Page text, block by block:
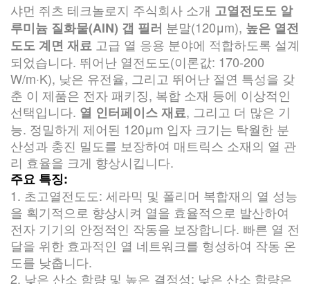
샤먼 쥐츠 테크놀로지 주식회사 소개 고열전도도 알
루미늄 질화물(AlN) 갭 필러 분말(120μm), 높은 열전
도도 계면 재료 고급 열 응용 분야에 적합하도록 설계
되었습니다. 뛰어난 열전도도(이론값: 170-200
W/m·K), 낮은 유전율, 그리고 뛰어난 절연 특성을 갖
춘 이 제품은 전자 패키징, 복합 소재 등에 이상적인
선택입니다. 열 인터페이스 재료, 그리고 더 많은 기
능. 정밀하게 제어된 120μm 입자 크기는 탁월한 분
산성과 충진 밀도를 보장하여 매트릭스 소재의 열 관
리 효율을 크게 향상시킵니다.
주요 특징:
1. 초고열전도도: 세라믹 및 폴리머 복합재의 열 성능
을 획기적으로 향상시켜 열을 효율적으로 발산하여
전자 기기의 안정적인 작동을 보장합니다. 빠른 열 전
달을 위한 효과적인 열 네트워크를 형성하여 작동 온
도를 낮춥니다.
2. 낮은 산소 함량 및 높은 결정성: 낮은 산소 함량은